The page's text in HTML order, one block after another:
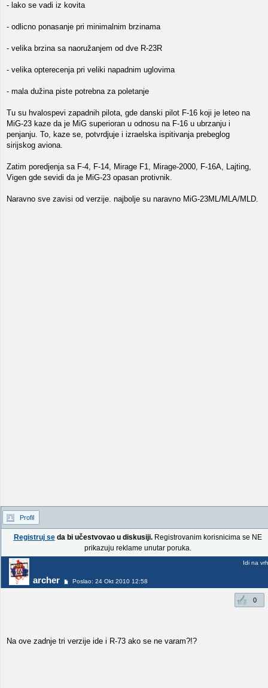
- lako se vadi iz kovita
- odlicno ponasanje pri minimalnim brzinama
- velika brzina sa naoružanjem od dve R-23R
- velika opterecenja pri veliki napadnim uglovima
- mala dužina piste potrebna za poletanje
Tu su hvalospevi zapadnih pilota, gde danski pilot F-16 koji je leteo na
MiG-23 kaze da je MiG superioran u odnosu na F-16 u ubrzanju i
penjanju. To, kaze se, potvrdjuje i izraelska ispitivanja prebeglog
sirijskog aviona.
Zatim poredjenja sa F-4, F-14, Mirage F1, Mirage-2000, F-16A, Lajting,
Vigen gde sevidi da je MiG-23 opasan protivnik.
Naravno sve zavisi od verzije. najbolje su naravno MiG-23ML/MLA/MLD.
Profil
Registruj seda bi učestvovao u diskusiji.Registrovanim korisnicima se NE
prikazuju reklame unutar poruka.
archer Poslao: 24 Okt 2010 12:58
Idi na vrh
0
Na ove zadnje tri verzije ide i R-73 ako se ne varam?!?